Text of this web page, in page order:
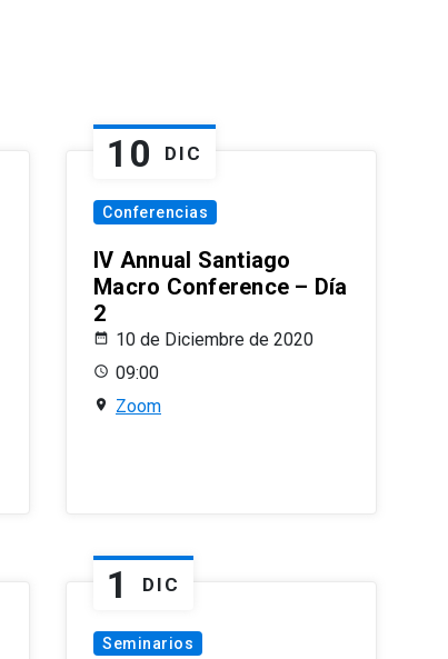
10 DIC
Conferencias
IV Annual Santiago
Macro Conference – Día
2
10 de Diciembre de 2020
09:00
Zoom
1 DIC
Seminarios